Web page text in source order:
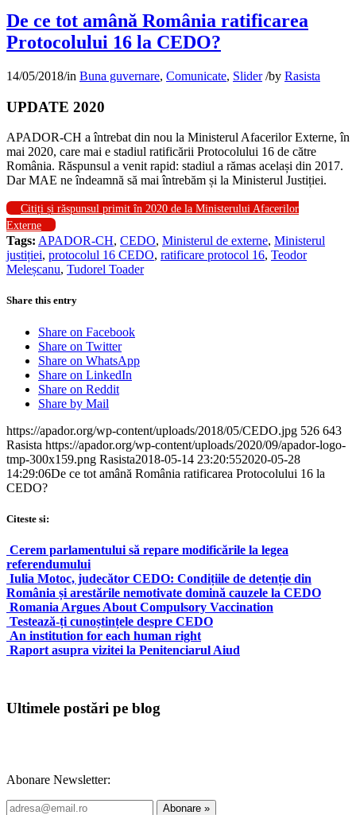
De ce tot amână România ratificarea
Protocolului 16 la CEDO?
14/05/2018/in Buna guvernare, Comunicate, Slider /by Rasista
UPDATE 2020
APADOR-CH a întrebat din nou la Ministerul Afacerilor Externe, în
mai 2020, care mai e stadiul ratificării Protocolului 16 de către
România. Răspunsul a venit rapid: stadiul a rămas același din 2017.
Dar MAE ne îndeamnă să mai întrebăm și la Ministerul Justiției.
Citiți și răspunsul primit în 2020 de la Ministerului Afacerilor
Externe
Tags: APADOR-CH, CEDO, Ministerul de externe, Ministerul
justiției, protocolul 16 CEDO, ratificare protocol 16, Teodor
Meleșcanu, Tudorel Toader
Share this entry
Share on Facebook
Share on Twitter
Share on WhatsApp
Share on LinkedIn
Share on Reddit
Share by Mail
https://apador.org/wp-content/uploads/2018/05/CEDO.jpg 526 643
Rasista https://apador.org/wp-content/uploads/2020/09/apador-logo-
tmp-300x159.png Rasista2018-05-14 23:20:552020-05-28
14:29:06De ce tot amână România ratificarea Protocolului 16 la
CEDO?
Citeste si:
Cerem parlamentului să repare modificările la legea
referendumului
Iulia Motoc, judecător CEDO: Condițiile de detenție din
România și arestările nemotivate domină cauzele la CEDO
Romania Argues About Compulsory Vaccination
Testează-ți cunoștințele despre CEDO
An institution for each human right
Raport asupra vizitei la Penitenciarul Aiud
Ultimele postări pe blog
Abonare Newsletter: